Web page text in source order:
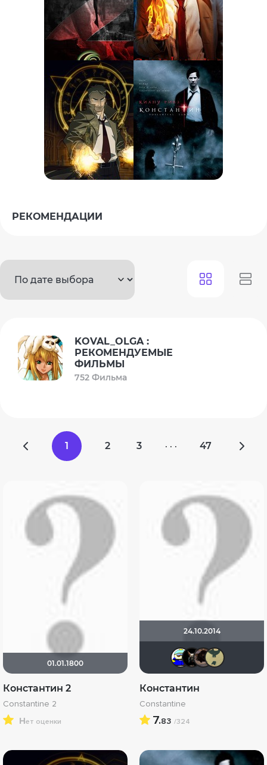
РЕКОМЕНДАЦИИ
KOVAL_OLGA :
РЕКОМЕНДУЕМЫЕ
ФИЛЬМЫ
752 Фильма
1 2 3 · · · 47
01.01.1800
Константин 2
Constantine 2
нет оценки
24.10.2014
Константин
Constantine
7.83 /324